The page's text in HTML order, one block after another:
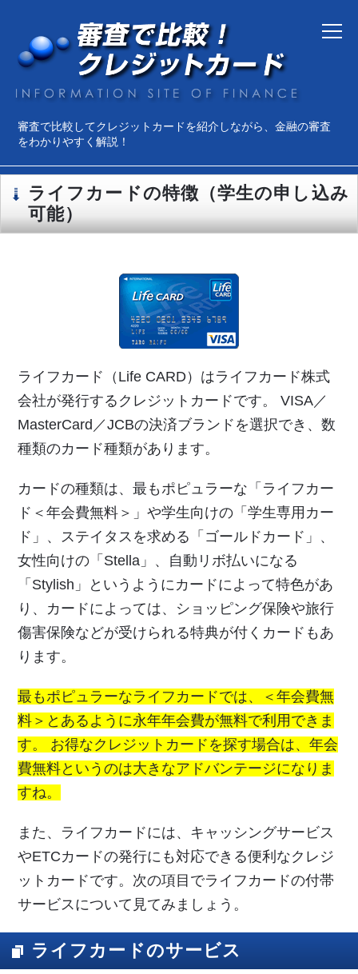
審査で比較してクレジットカードを紹介しながら、金融の審査
をわかりやすく解説！
ライフカードの特徴（学生の申し込み
可能）
ライフカード（Life CARD）はライフカード株式
会社が発行するクレジットカードです。 VISA／
MasterCard／JCBの決済ブランドを選択でき、数
種類のカード種類があります。
カードの種類は、最もポピュラーな「ライフカー
ド＜年会費無料＞」や学生向けの「学生専用カー
ド」、ステイタスを求める「ゴールドカード」、
女性向けの「Stella」、自動リボ払いになる
「Stylish」というようにカードによって特色があ
り、カードによっては、ショッピング保険や旅行
傷害保険などが受けられる特典が付くカードもあ
ります。
最もポピュラーなライフカードでは、＜年会費無
料＞とあるように永年年会費が無料で利用できま
す。 お得なクレジットカードを探す場合は、年会
費無料というのは大きなアドバンテージになりま
すね。
また、ライフカードには、キャッシングサービス
やETCカードの発行にも対応できる便利なクレジ
ットカードです。次の項目でライフカードの付帯
サービスについて見てみましょう。
ライフカードのサービス